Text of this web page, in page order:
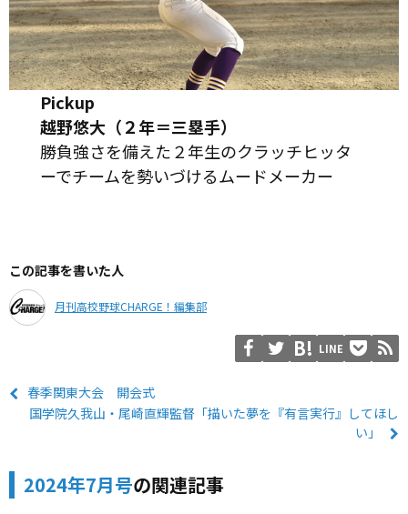
Pickup
越野悠大（２年＝三塁手）
勝負強さを備えた２年生のクラッチヒッタ
ーでチームを勢いづけるムードメーカー
この記事を書いた人
月刊高校野球CHARGE！編集部
LINE
春季関東大会 開会式
国学院久我山・尾崎直輝監督「描いた夢を『有言実行』してほし
い」
2024年7月号の関連記事